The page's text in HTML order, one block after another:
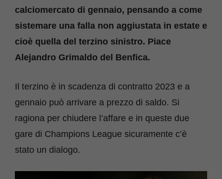
calciomercato di gennaio, pensando a come
sistemare una falla non aggiustata in estate e
cioè quella del terzino sinistro. Piace
Alejandro Grimaldo del Benfica.
Il terzino è in scadenza di contratto 2023 e a
gennaio può arrivare a prezzo di saldo. Si
ragiona per chiudere l’affare e in queste due
gare di Champions League sicuramente c’è
stato un dialogo.